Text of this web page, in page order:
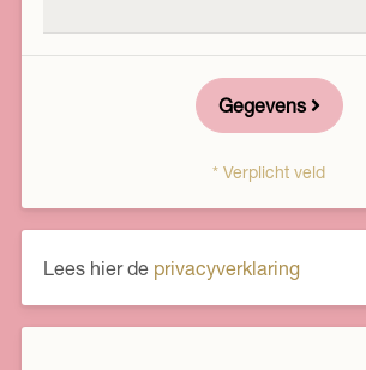
* Verplicht veld
Gegevens
Lees hier de privacyverklaring